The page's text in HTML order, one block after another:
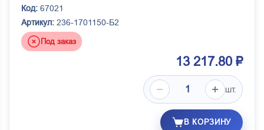
Код: 67021
Артикул: 236-1701150-Б2
Под заказ
13 217.80 ₽
шт.
В КОРЗИНУ